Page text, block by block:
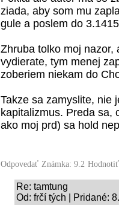
ziada, aby som mu
gule a poslem do
Zhruba tolko moj nazor,
vydierate, tym menej
zoberiem niekam do
Takze sa zamyslite, nie
kapitalizmus. Preda sa,
ako moj prd) sa hold
Odpovedať Známka: 9.2
Re: tamtung
Od: frčí tých | Pridané: